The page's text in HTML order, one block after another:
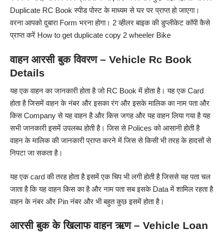
Duplicate RC Book स्पीड पोस्ट के माध्यम से घर पर प्राप्त हो जाएगा।
वरना आपको दुबारा Form भरना होगा। 2 व्हीलर बाइक की डुप्लीकेट कॉपी कैसे
प्राप्त करें How to get duplicate copy 2 wheeler Bike
वाहन आरसी बुक विवरण – Vehicle Rc Book
Details
यह एक वाहन का जानकारी होता है जो RC Book में होता है। यह एक Card
होता है जिसमें वाहन के नंबर और इसका रंग और इसके मालिक का नाम पता और
किस Company से यह वाहन है और किस जगह और यह वाहन लिया गया है यह
सभी जानकारी इसमें उपलब्ध होती है। जिस से Polices को आसानी होती है
वाहन के मालिक की जानकारी प्राप्त करने में जिस से किसी भी तरह के हादसों से
निपटा जा सकता है।
यह एक card की तरह होता है इसमें एक चिप भी लगी होती है जिससे यह पता चल
जाता है कि यह वाहन किस का है और नाम पता सब इसके Data में शामिल रहता है
वाहन के नंबर और Pin नंबर और भी बहुत कुछ इसमें होता है।
आरसी बुक के खिलाफ वाहन ऋण – Vehicle Loan